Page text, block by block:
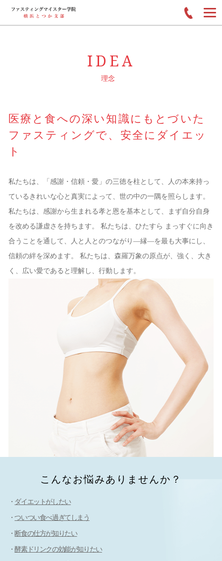
IDEA
理念
医療と食への深い知識にもとづいた
ファスティングで、安全にダイエッ
ト
私たちは、「感謝・信頼・愛」の三徳を柱として、人の本来持っ
ているきれいな心と真実によって、世の中の一隅を照らします。
私たちは、感謝から生まれる孝と恩を基本として、まず自分自身
を改める謙虚さを持ちます。 私たちは、ひたすら まっすぐに向き
合うことを通して、人と人とのつながり―縁―を最も大事にし、
信頼の絆を深めます。 私たちは、森羅万象の原点が、強く、大き
く、広い愛であると理解し、行動します。
こんなお悩みありませんか？
ダイエットがしたい
ついつい食べ過ぎてしまう
断食の仕方が知りたい
酵素ドリンクの効能が知りたい